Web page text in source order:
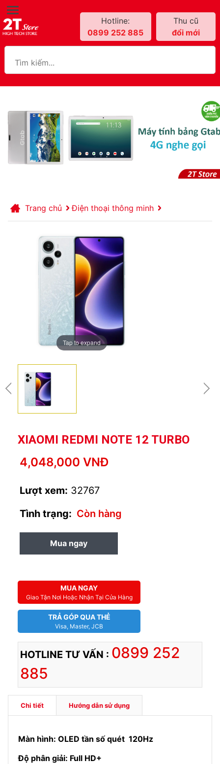
Hotline:
0899 252 885
Thu cũ
đổi mới
Trang chủ Điện thoại thông minh
Tap to expand
XIAOMI REDMI NOTE 12 TURBO
4,048,000 VNĐ
Lượt xem: 32767
Tình trạng: Còn hàng
Mua ngay
MUA NGAY
Giao Tận Nơi Hoặc Nhận Tại Cửa Hàng
TRẢ GÓP QUA THẺ
Visa, Master, JCB
HOTLINE TƯ VẤN : 0899 252
885
Chi tiết Hướng dẫn sử dụng
Màn hình: OLED tần số quét 120Hz
Độ phân giải: Full HD+